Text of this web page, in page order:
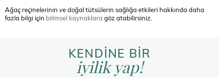
Ağaç reçinelerinin ve doğal tütsülerin sağlığa etkileri hakkında daha
fazla bilgi için bilimsel kaynaklara göz atabilirsiniz.
KENDİNE BİR
iyilik yap!